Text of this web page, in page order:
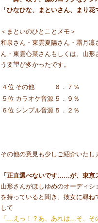
「ひなひな、まといさん、まり
＜まといのひとことメモ＞
和泉さん・東雲夏陽さん・霜月凛
ん・東雲心菜さんもしくは、山
う要望が多かったです。
４位 その他
６．７％
５位 カラオケ音源 ５．９％
６位 シンプル音源 ５．２％
その他の意見も少しご紹介いたし
「正直選べないです……が、東京
山形さんがほしゆめのオーディ
を持っていると聞き、彼女に尋
して
「…えっ！？あ、あれは…そ、